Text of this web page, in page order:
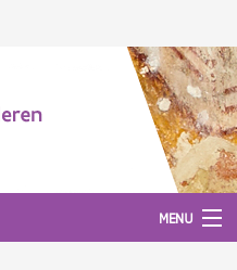
MENU